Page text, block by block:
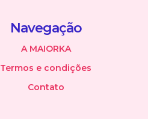
Navegação
A MAIORKA
Termos e condições
Contato